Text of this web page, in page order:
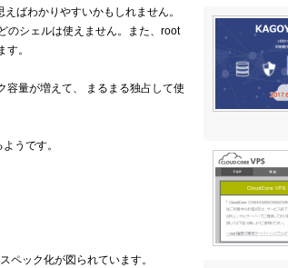
ばわかりやすいかもしれません。
のシェルは使えません。また、root
。
容量が増えて、 まるまる独占して使
うです。
ペック化が図られています。